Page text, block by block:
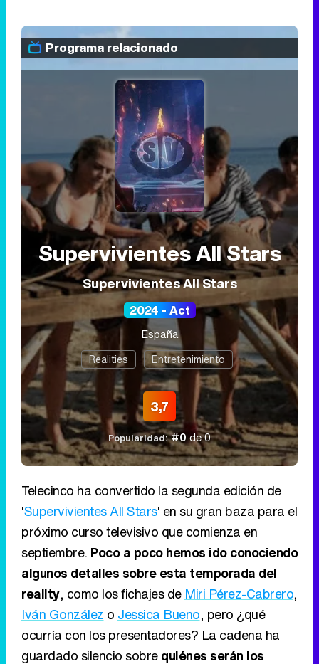
Programa relacionado
Supervivientes All Stars
Supervivientes All Stars
2024 - Act
España
Realities Entretenimiento
3,7
Popularidad: #0de 0
Telecinco ha convertido la segunda edición de
'Supervivientes All Stars' en su gran baza para el
próximo curso televisivo que comienza en
septiembre. Poco a poco hemos ido conociendo
algunos detalles sobre esta temporada del
reality, como los fichajes de Miri Pérez-Cabrero,
Iván González o Jessica Bueno, pero ¿qué
ocurría con los presentadores? La cadena ha
guardado silencio sobrequiénes serán los